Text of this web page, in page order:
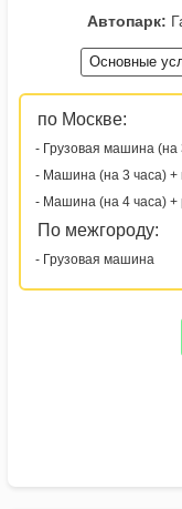
Автопарк:
Основные
по Москве:
- Грузовая машина (на
- Машина (на 3 часа) +
- Машина (на 4 часа) +
По межгороду:
- Грузовая машина